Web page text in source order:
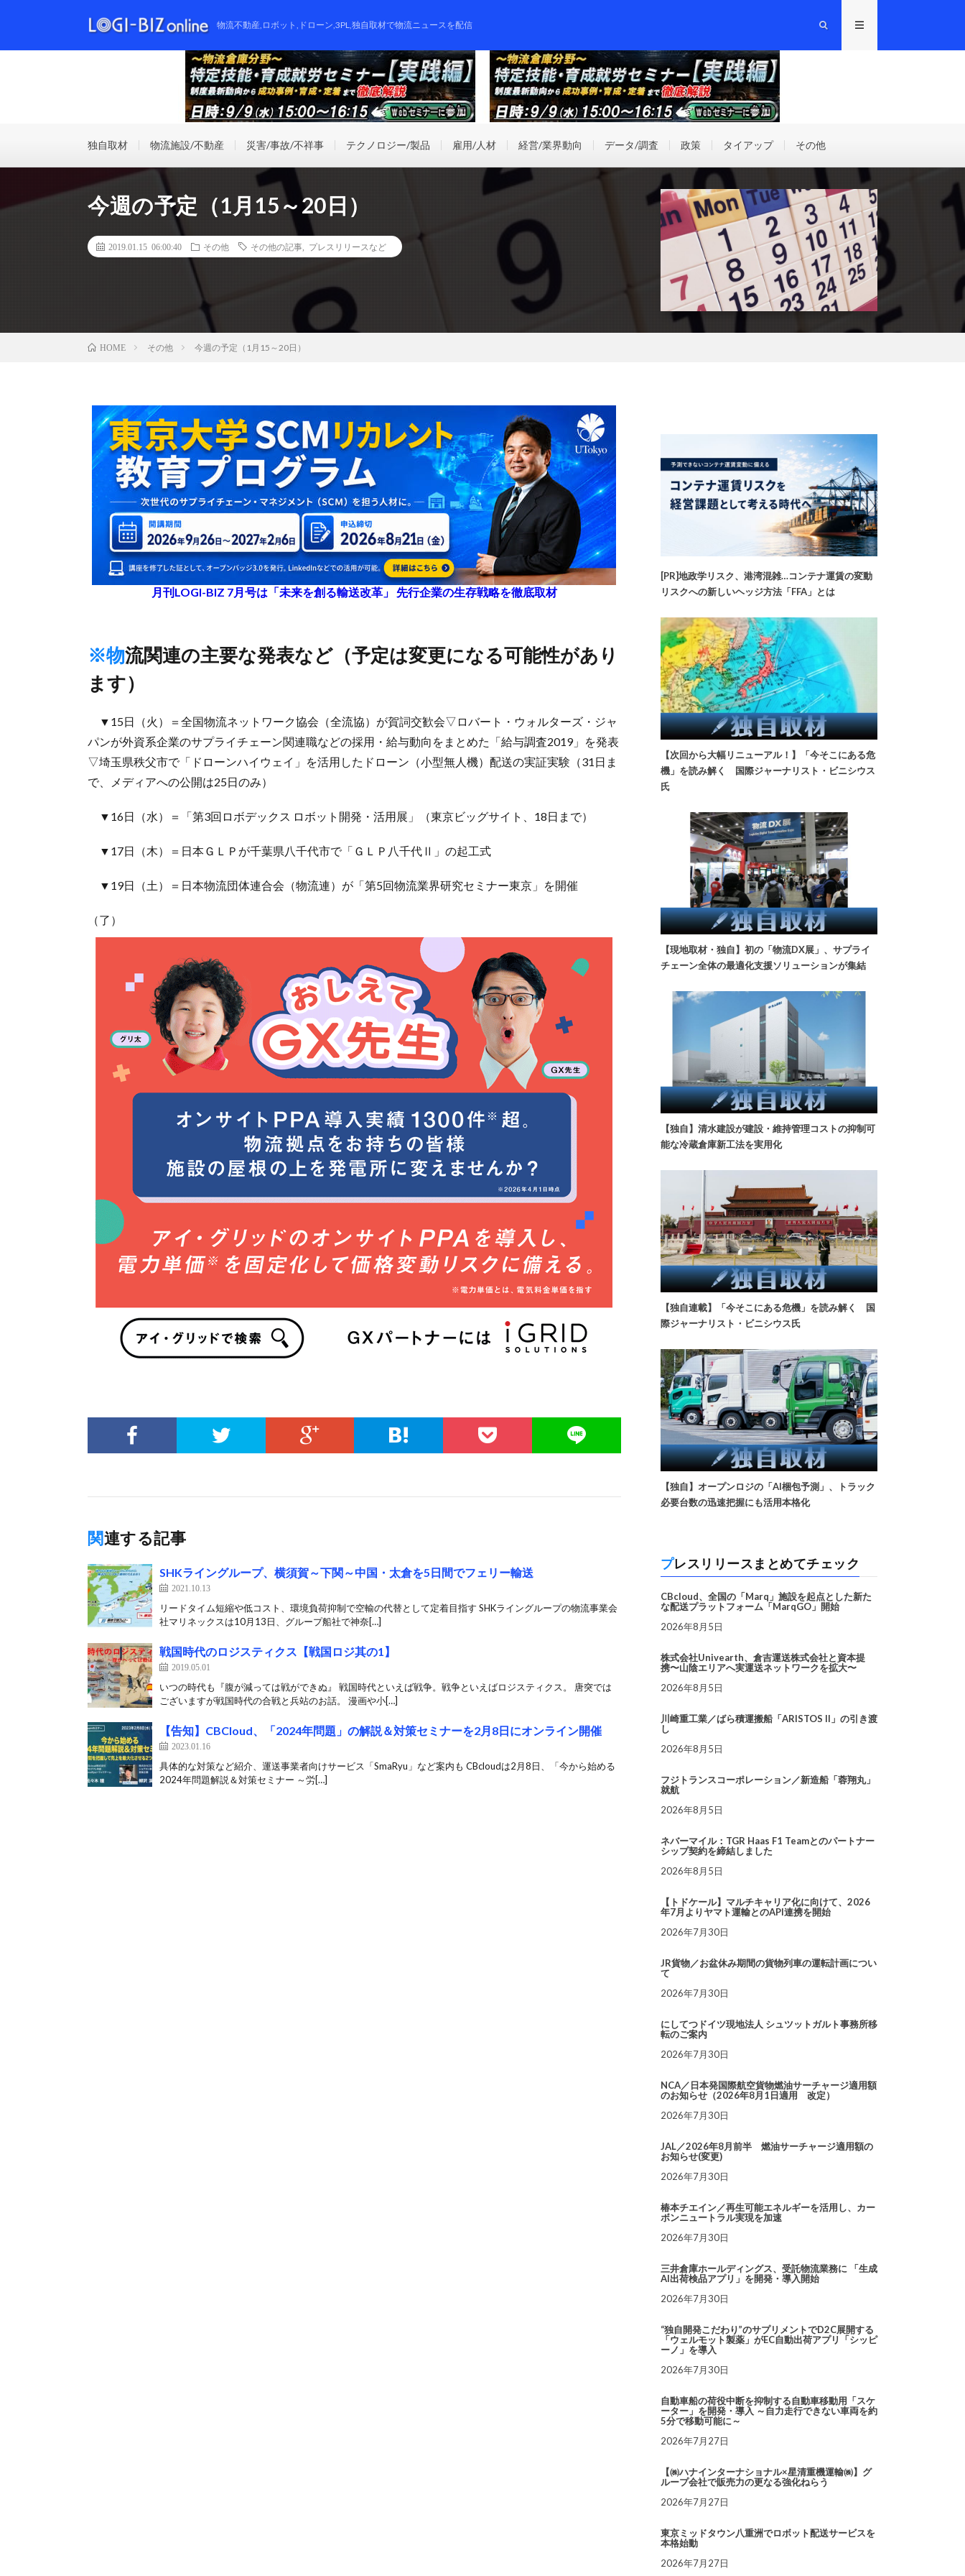
物流不動産,ロボット,ドローン,3PL,独自取材で物流ニュースを配信
独自取材 物流施設/不動産 災害/事故/不祥事 テクノロジー/製品 雇用/人材 経営/業界動向 データ/調査 政策 タイアップ その他
今週の予定（1月15～20日）
2019.01.15 06:00:40 その他 その他の記事 プレスリリースなど
HOME その他 今週の予定（1月15～20日）
月刊LOGI-BIZ 7月号は「未来を創る輸送改革」 先行企業の生存戦略を徹底取材
※物流関連の主要な発表など（予定は変更になる可能性があり
ます）
▼15日（火）＝全国物流ネットワーク協会（全流協）が賀詞交歓会▽ロバート・ウォルターズ・ジャ
パンが外資系企業のサプライチェーン関連職などの採用・給与動向をまとめた「給与調査2019」を発表
▽埼玉県秩父市で「ドローンハイウェイ」を活用したドローン（小型無人機）配送の実証実験（31日ま
で、メディアへの公開は25日のみ）
▼16日（水）＝「第3回ロボデックス ロボット開発・活用展」（東京ビッグサイト、18日まで）
▼17日（木）＝日本ＧＬＰが千葉県八千代市で「ＧＬＰ八千代Ⅱ」の起工式
▼19日（土）＝日本物流団体連合会（物流連）が「第5回物流業界研究セミナー東京」を開催
（了）
関連する記事
SHKライングループ、横須賀～下関～中国・太倉を5日間でフェリー輸送
2021.10.13
リードタイム短縮や低コスト、環境負荷抑制で空輸の代替として定着目指す SHKライングループの物流事業会
社マリネックスは10月13日、グループ船社で神奈[…]
戦国時代のロジスティクス【戦国ロジ其の1】
2019.05.01
いつの時代も『腹が減っては戦ができぬ』 戦国時代といえば戦争。戦争といえばロジスティクス。 唐突では
ございますが戦国時代の合戦と兵站のお話。 漫画や小[…]
【告知】CBCloud、「2024年問題」の解説＆対策セミナーを2月8日にオンライン開催
2023.01.16
具体的な対策など紹介、運送事業者向けサービス「SmaRyu」など案内も CBcloudは2月8日、「今から始める
2024年問題解説＆対策セミナー ～労[…]
[PR]地政学リスク、港湾混雑…コンテナ運賃の変動
リスクへの新しいヘッジ方法「FFA」とは
【次回から大幅リニューアル！】「今そこにある危
機」を読み解く 国際ジャーナリスト・ビニシウス
氏
【現地取材・独自】初の「物流DX展」、サプライ
チェーン全体の最適化支援ソリューションが集結
【独自】清水建設が建設・維持管理コストの抑制可
能な冷蔵倉庫新工法を実用化
【独自連載】「今そこにある危機」を読み解く 国
際ジャーナリスト・ビニシウス氏
【独自】オープンロジの「AI梱包予測」、トラック
必要台数の迅速把握にも活用本格化
プレスリリースまとめてチェック
CBcloud、全国の「Marq」施設を起点とした新た
な配送プラットフォーム「MarqGO」開始
2026年8月5日
株式会社Univearth、倉吉運送株式会社と資本提
携〜山陰エリアへ実運送ネットワークを拡大〜
2026年8月5日
川崎重工業／ばら積運搬船「ARISTOS II」の引き渡
し
2026年8月5日
フジトランスコーポレーション／新造船「蓉翔丸」
就航
2026年8月5日
ネバーマイル：TGR Haas F1 Teamとのパートナー
シップ契約を締結しました
2026年8月5日
【トドケール】マルチキャリア化に向けて、2026
年7月よりヤマト運輸とのAPI連携を開始
2026年7月30日
JR貨物／お盆休み期間の貨物列車の運転計画につい
て
2026年7月30日
にしてつドイツ現地法人 シュツットガルト事務所移
転のご案内
2026年7月30日
NCA／日本発国際航空貨物燃油サーチャージ適用額
のお知らせ（2026年8月1日適用 改定）
2026年7月30日
JAL／2026年8月前半 燃油サーチャージ適用額の
お知らせ(変更)
2026年7月30日
椿本チエイン／再生可能エネルギーを活用し、カー
ボンニュートラル実現を加速
2026年7月30日
三井倉庫ホールディングス、受託物流業務に 「生成
AI出荷検品アプリ」を開発・導入開始
2026年7月30日
“独自開発こだわり”のサプリメントでD2C展開する
「ウェルモット製薬」がEC自動出荷アプリ「シッピ
ーノ」を導入
2026年7月30日
自動車船の荷役中断を抑制する自動車移動用「スケ
ーター」を開発・導入 ～自力走行できない車両を約
5分で移動可能に～
2026年7月27日
【㈱ハナインターナショナル×星清重機運輸㈱】グ
ループ会社で販売力の更なる強化ねらう
2026年7月27日
東京ミッドタウン八重洲でロボット配送サービスを
本格始動
2026年7月27日